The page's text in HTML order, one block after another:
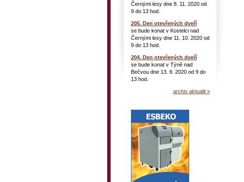
Černými lesy dne 8. 11. 2020 od
9 do 13 hod.
205. Den otevřených dveří
se bude konat v Kostelci nad
Černými lesy dne 11. 10. 2020 od
9 do 13 hod.
204. Den otevřených dveří
se bude konat v Týně nad
Bečvou dne 13. 9. 2020 od 9 do
13 hod.
archiv aktualit »